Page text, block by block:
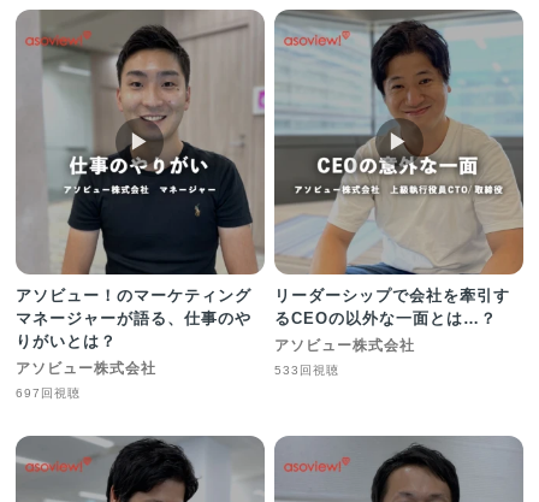
▶︎
アソビュー！のマーケティング
マネージャーが語る、仕事のや
りがいとは？
アソビュー株式会社
697回視聴
▶︎
リーダーシップで会社を牽引す
るCEOの以外な一面とは…？
アソビュー株式会社
533回視聴